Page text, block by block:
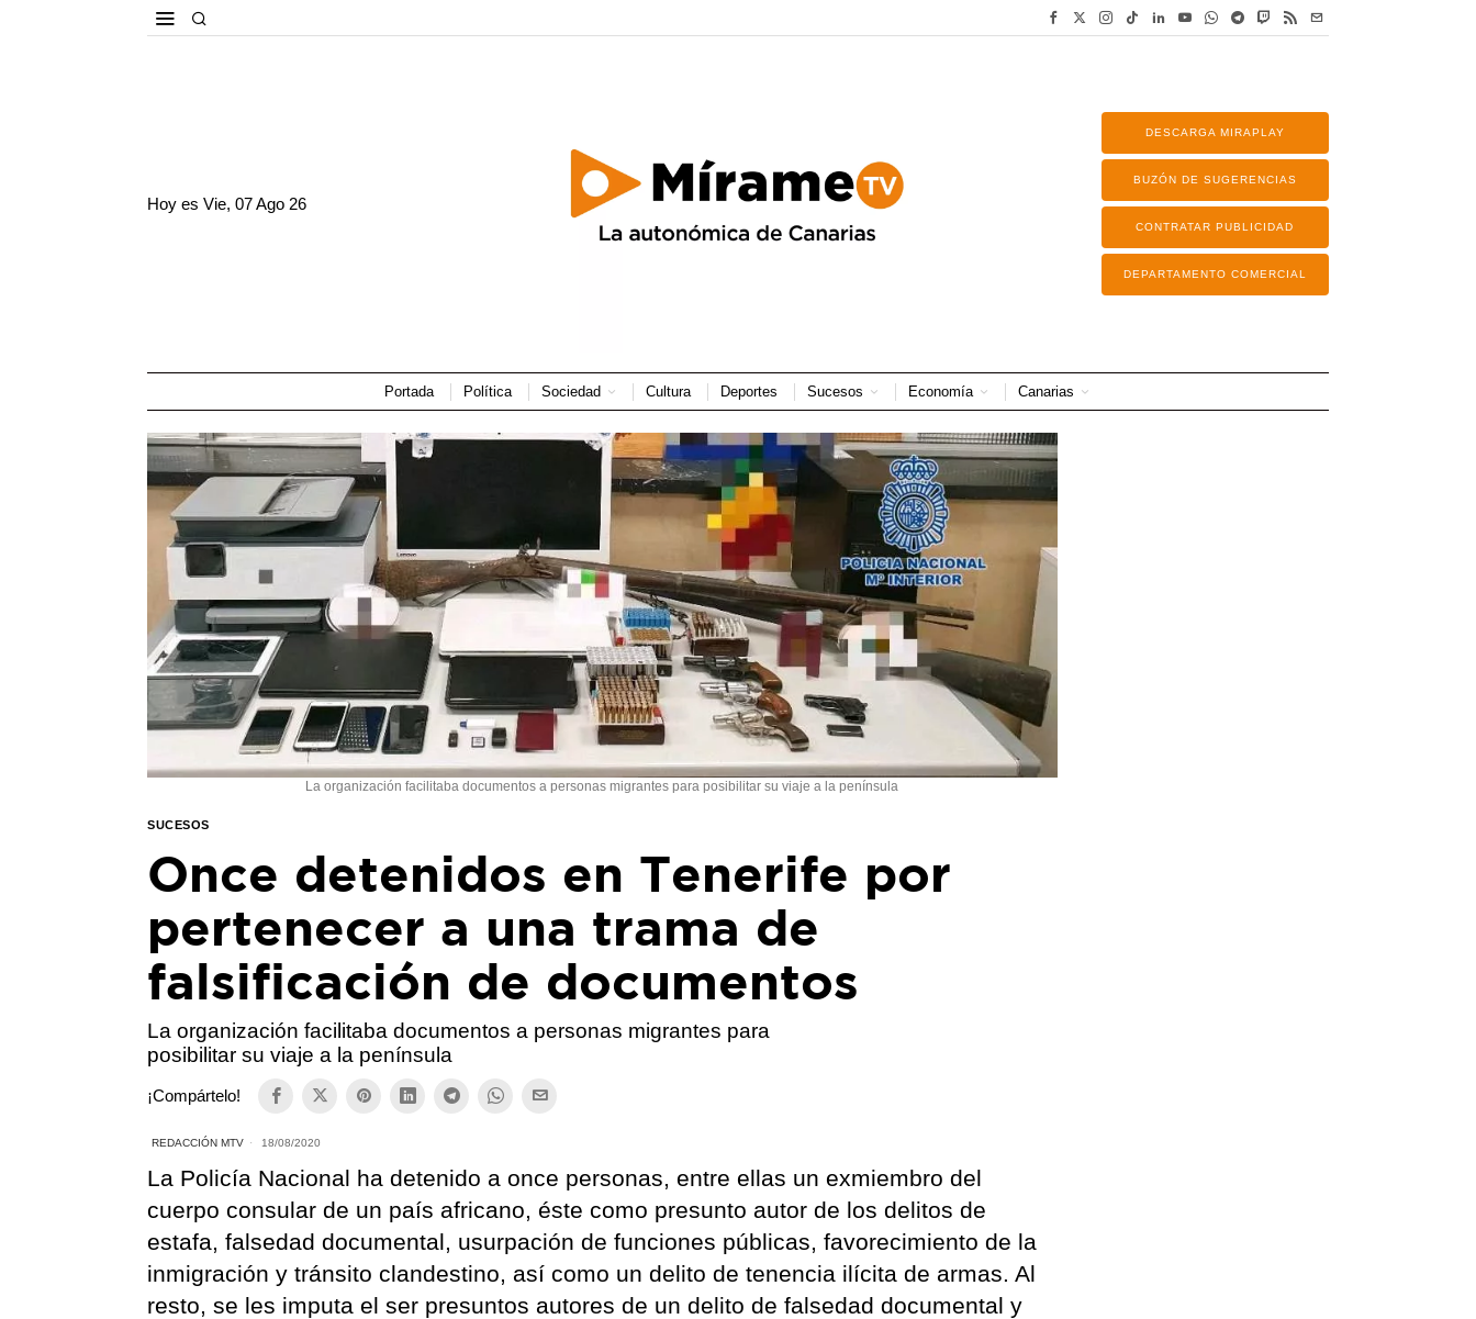
Hoy esVie, 07 Ago 26
DESCARGA MIRAPLAY
BUZÓN DE SUGERENCIAS
CONTRATAR PUBLICIDAD
DEPARTAMENTO COMERCIAL
Portada Política Sociedad Cultura Deportes Sucesos Economía Canarias
La organización facilitaba documentos a personas migrantes para posibilitar su viaje a la península
SUCESOS
Once detenidos en Tenerife por
pertenecer a una trama de
falsificación de documentos
La organización facilitaba documentos a personas migrantes para
posibilitar su viaje a la península
¡Compártelo!
REDACCIÓN MTV 18/08/2020
La Policía Nacional ha detenido a once personas, entre ellas un exmiembro del
cuerpo consular de un país africano, éste como presunto autor de los delitos de
estafa, falsedad documental, usurpación de funciones públicas, favorecimiento de la
inmigración y tránsito clandestino, así como un delito de tenencia ilícita de armas. Al
resto, se les imputa el ser presuntos autores de un delito de falsedad documental y